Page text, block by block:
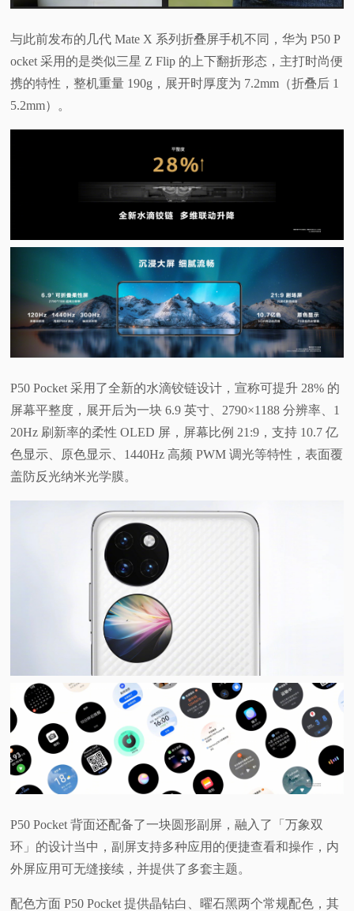
专
与此前发布的几代 Mate X 系列折叠屏手机不同，华为 P50 P
ocket 采用的是类似三星 Z Flip 的上下翻折形态，主打时尚便
携的特性，整机重量 190g，展开时厚度为 7.2mm（折叠后 1
5.2mm）。
P50 Pocket 采用了全新的水滴铰链设计，宣称可提升 28% 的
屏幕平整度，展开后为一块 6.9 英寸、2790×1188 分辨率、1
20Hz 刷新率的柔性 OLED 屏，屏幕比例 21:9，支持 10.7 亿
色显示、原色显示、1440Hz 高频 PWM 调光等特性，表面覆
盖防反光纳米光学膜。
P50 Pocket 背面还配备了一块圆形副屏，融入了「万象双
环」的设计当中，副屏支持多种应用的便捷查看和操作，内
外屏应用可无缝接续，并提供了多套主题。
配色方面 P50 Pocket 提供晶钻白、曜石黑两个常规配色，其